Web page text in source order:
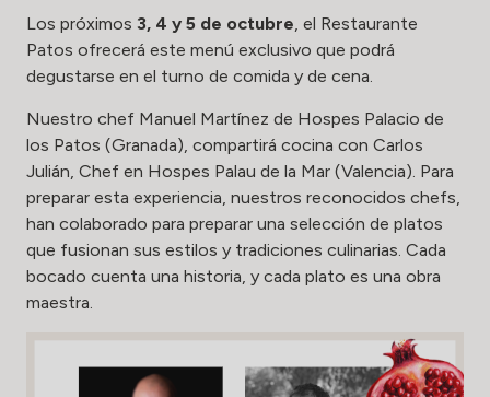
Los próximos 3, 4 y 5 de octubre, el Restaurante
Patos ofrecerá este menú exclusivo que podrá
degustarse en el turno de comida y de cena.
Nuestro chef Manuel Martínez de Hospes Palacio de
los Patos (Granada), compartirá cocina con Carlos
Julián, Chef en Hospes Palau de la Mar (Valencia). Para
preparar esta experiencia, nuestros reconocidos chefs,
han colaborado para preparar una selección de platos
que fusionan sus estilos y tradiciones culinarias. Cada
bocado cuenta una historia, y cada plato es una obra
maestra.